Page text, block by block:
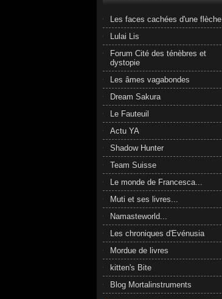
Les faces cachées d'une flèche
Lulai Lis
Forum Cité des ténèbres et
dystopie
Les âmes vagabondes
Dream Sakura
Le Fauteuil
Actu YA
Shadow Hunter
Team Suisse
Le monde de Francesca...
Muti et ses livres...
Namasteworld...
Les chroniques d'Evénusia
Mordue de livres
kitten's Bite
Blog Mortalinstruments